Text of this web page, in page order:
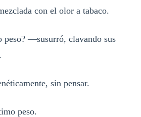
con el olor a tabaco.
—susurró, clavando sus
sin pensar.
peso.